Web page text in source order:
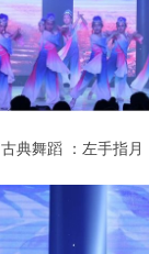
古典舞蹈 ：左手指月